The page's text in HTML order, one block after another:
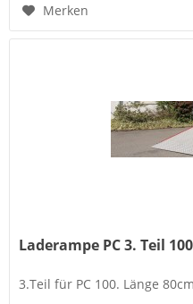
Merken
Laderampe PC 3. Teil 100
3.Teil für PC 100. Länge